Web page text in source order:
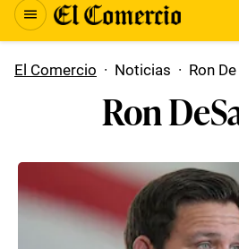
El Comercio · Noticias · Ron
Ron